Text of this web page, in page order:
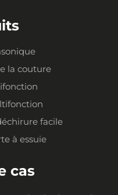
la couture
facile
à essuie
cas